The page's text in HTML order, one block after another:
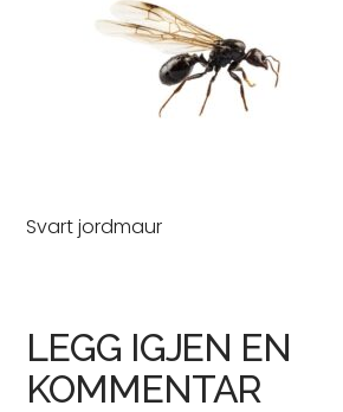
Svart jordmaur
LEGG IGJEN EN
KOMMENTAR